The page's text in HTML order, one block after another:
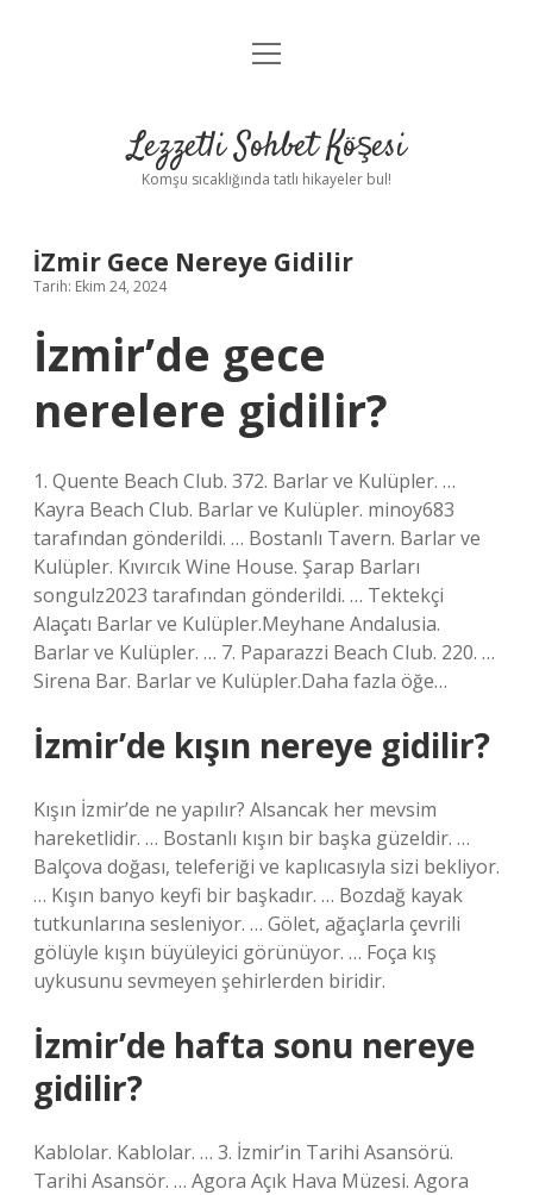
Anasayfa
Yasal Uyarı
menüyü
Lezzetli Sohbet Köşesi
Komşu sıcaklığında tatlı hikayeler bul!
İZmir Gece Nereye Gidilir
Tarih: Ekim 24, 2024
İzmir’de gece
nerelere gidilir?
1. Quente Beach Club. 372. Barlar ve Kulüpler. …
Kayra Beach Club. Barlar ve Kulüpler. minoy683
tarafından gönderildi. … Bostanlı Tavern. Barlar ve
Kulüpler. Kıvırcık Wine House. Şarap Barları
songulz2023 tarafından gönderildi. … Tektekçi
Alaçatı Barlar ve Kulüpler.Meyhane Andalusia.
Barlar ve Kulüpler. … 7. Paparazzi Beach Club. 220. …
Sirena Bar. Barlar ve Kulüpler.Daha fazla öğe…
İzmir’de kışın nereye gidilir?
Kışın İzmir’de ne yapılır? Alsancak her mevsim
hareketlidir. … Bostanlı kışın bir başka güzeldir. …
Balçova doğası, teleferiği ve kaplıcasıyla sizi bekliyor.
… Kışın banyo keyfi bir başkadır. … Bozdağ kayak
tutkunlarına sesleniyor. … Gölet, ağaçlarla çevrili
gölüyle kışın büyüleyici görünüyor. … Foça kış
uykusunu sevmeyen şehirlerden biridir.
İzmir’de hafta sonu nereye
gidilir?
Kablolar. Kablolar. … 3. İzmir’in Tarihi Asansörü.
Tarihi Asansör. … Agora Açık Hava Müzesi. Agora